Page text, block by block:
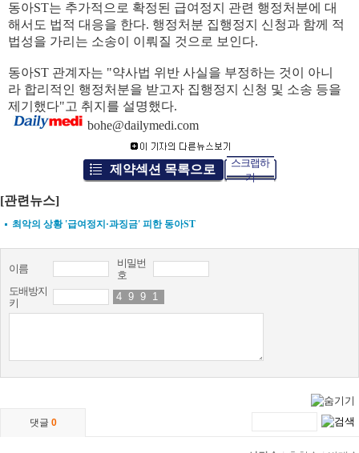
동아ST는 추가적으로 확정된 급여정지 관련 행정처분에 대
해서도 법적 대응을 한다. 행정처분 집행정지 신청과 함께 적
법성을 가리는 소송이 이뤄질 것으로 보인다.
동아ST 관계자는 "약사법 위반 사실을 부정하는 것이 아니
라 합리적인 행정처분을 받고자 집행정지 신청 및 소송 등을
제기했다"고 취지를 설명했다.
bohe@dailymedi.com
제약섹션 목록으로
스크랩하
기
[관련뉴스]
최악의 상황 '급여정지·과징금' 피한 동아ST